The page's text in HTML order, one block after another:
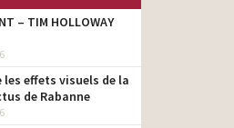
– TIM HOLLOWAY
les effets visuels de la
de Rabanne